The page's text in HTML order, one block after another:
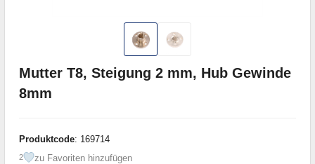
Mutter T8, Steigung 2 mm, Hub Gewinde
8mm
Produktcode: 169714
2
zu Favoriten hinzufügen